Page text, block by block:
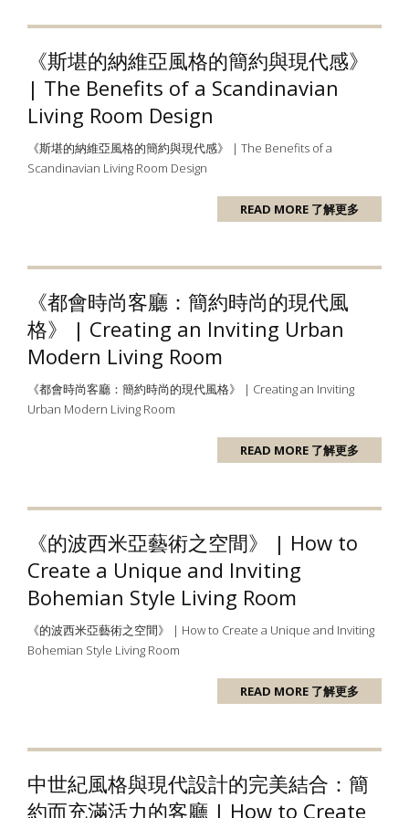
《斯堪的納維亞風格的簡約與現代感》
| The Benefits of a Scandinavian
Living Room Design
《斯堪的納維亞風格的簡約與現代感》 | The Benefits of a
Scandinavian Living Room Design
READ MORE 了解更多
《都會時尚客廳：簡約時尚的現代風
格》 | Creating an Inviting Urban
Modern Living Room
《都會時尚客廳：簡約時尚的現代風格》 | Creating an Inviting
Urban Modern Living Room
READ MORE 了解更多
《的波西米亞藝術之空間》 | How to
Create a Unique and Inviting
Bohemian Style Living Room
《的波西米亞藝術之空間》 | How to Create a Unique and Inviting
Bohemian Style Living Room
READ MORE 了解更多
中世紀風格與現代設計的完美結合：簡
約而充滿活力的客廳 | How to Create